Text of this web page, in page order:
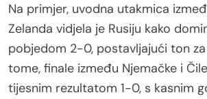
Na primjer, uvodna utakmica
Zelanda vidjela je Rusiju kako
pobjedom 2-0, postavljajući ton
tome, finale između Njemačke i
tijesnim rezultatom 1-0, s kasnim